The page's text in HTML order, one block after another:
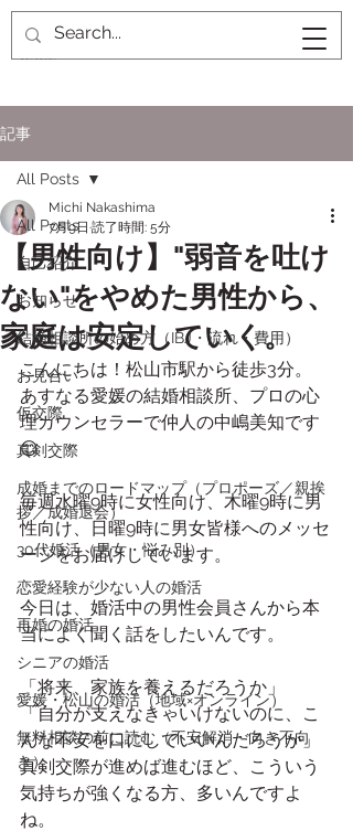
記事
All Posts
自己紹介
お知らせ
結婚相談所の始め方（IBJ・流れ・費用）
お見合い
仮交際
真剣交際
成婚までのロードマップ（プロポーズ／親挨
拶／成婚退会）
30代婚活（男女・悩み別）
恋愛経験が少ない人の婚活
再婚の婚活
シニアの婚活
愛媛・松山の婚活（地域×オンライン）
無料相談の前に読む（不安解消・向き不向
き）
All Posts
【男性向け】"弱音を吐け
ない"をやめた男性から、
家庭は安定していく。
Michi Nakashima
7月9日 読了時間: 5分
こんにちは！松山市駅から徒歩3分。
あすなる愛媛の結婚相談所、プロの心
理カウンセラーで仲人の中嶋美知です
😊
毎週水曜9時に女性向け、木曜9時に男
性向け、日曜9時に男女皆様へのメッセ
ージをお届けしています。
今日は、婚活中の男性会員さんから本
当によく聞く話をしたいんです。
「将来、家族を養えるだろうか」
「自分が支えなきゃいけないのに、こ
んな不安を口にしていいんだろうか」
真剣交際が進めば進むほど、こういう
気持ちが強くなる方、多いんですよ
ね。